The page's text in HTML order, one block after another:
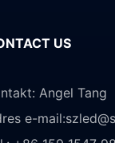
US
Angel Tang
e-mail: